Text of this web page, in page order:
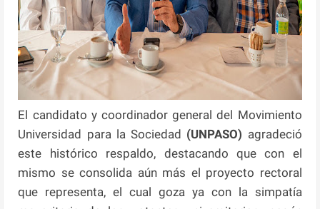
El candidato y coordinador general del Movimiento
Universidad para la Sociedad (UNPASO) agradeció
este histórico respaldo, destacando que con el
mismo se consolida aún más el proyecto rectoral
que representa, el cual goza ya con la simpatía